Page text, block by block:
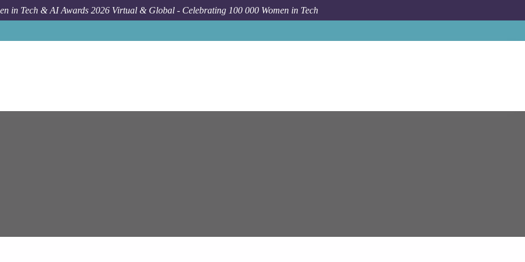
in Tech & AI Awards 2026 Virtual & Global - Celebrating 100 000 Women in Tech